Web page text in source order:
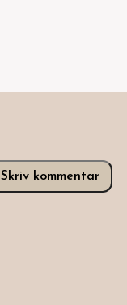
Skriv kommentar